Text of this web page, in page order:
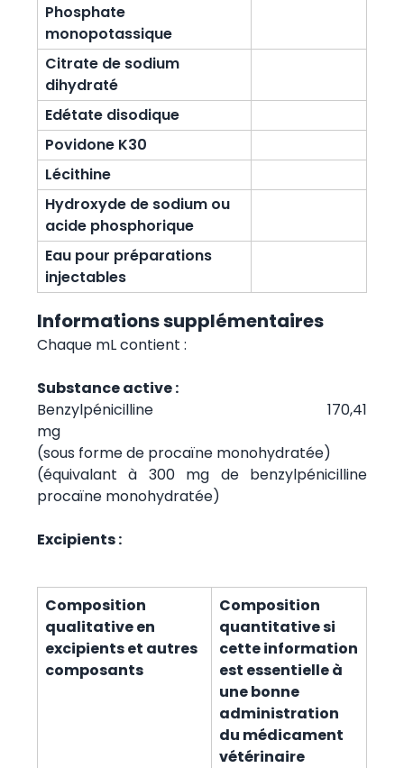
Phosphate
monopotassique
Citrate de sodium
dihydraté
Edétate disodique
Povidone K30
Lécithine
Hydroxyde de sodium ou
acide phosphorique
Eau pour préparations
injectables
Informations supplémentaires
Chaque mL contient :
Substance active :
Benzylpénicilline 170,41
mg
(sous forme de procaïne monohydratée)
(équivalant à 300 mg de benzylpénicilline
procaïne monohydratée)
Excipients :
Composition
qualitative en
excipients et autres
composants
Composition
quantitative si
cette information
est essentielle à
une bonne
administration
du médicament
vétérinaire